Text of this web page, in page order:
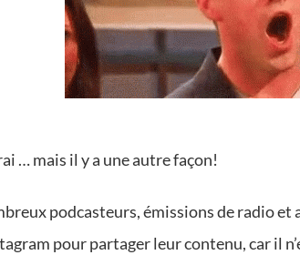
… mais il y a une autre façon!
podcasteurs, émissions de radio
pour partager leur contenu, car il